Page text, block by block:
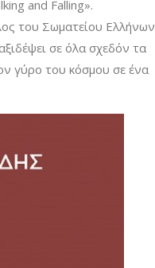
and Falling».
του Σωματείου Ελλήνων
σε όλα σχεδόν τα
γύρο του κόσμου σε ένα